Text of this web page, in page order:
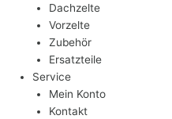
Dachzelte
Vorzelte
Zubehör
Ersatzteile
Service
Mein Konto
Kontakt